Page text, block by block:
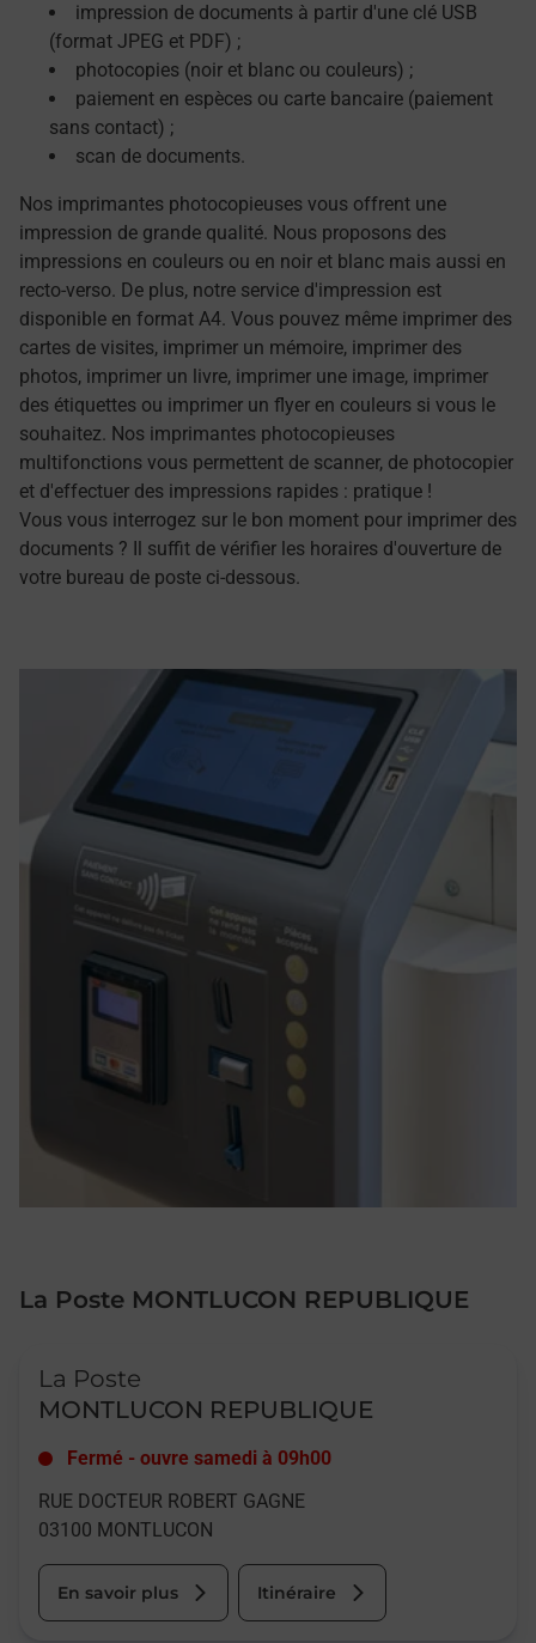
impression de documents à partir d'une clé USB
(format JPEG et PDF) ;
photocopies (noir et blanc ou couleurs) ;
paiement en espèces ou carte bancaire (paiement
sans contact) ;
scan de documents.
Nos imprimantes photocopieuses vous offrent une
impression de grande qualité. Nous proposons des
impressions en couleurs ou en noir et blanc mais aussi en
recto-verso. De plus, notre service d'impression est
disponible en format A4. Vous pouvez même imprimer des
cartes de visites, imprimer un mémoire, imprimer des
photos, imprimer un livre, imprimer une image, imprimer
des étiquettes ou imprimer un flyer en couleurs si vous le
souhaitez. Nos imprimantes photocopieuses
multifonctions vous permettent de scanner, de photocopier
et d'effectuer des impressions rapides : pratique !
Vous vous interrogez sur le bon moment pour imprimer des
documents ? Il suffit de vérifier les horaires d'ouverture de
votre bureau de poste ci-dessous.
La Poste MONTLUCON REPUBLIQUE
La Poste
MONTLUCON REPUBLIQUE
Fermé - ouvre samedi à 09h00
RUE DOCTEUR ROBERT GAGNE
03100 MONTLUCON
En savoir plus Itinéraire